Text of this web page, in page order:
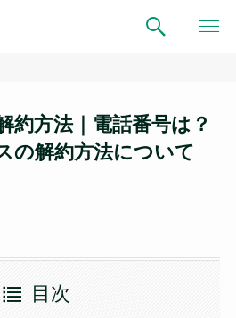
約方法｜電話番号は？
の解約方法について
目次